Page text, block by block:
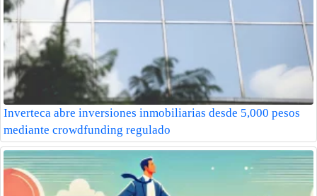
Inverteca abre inversiones inmobiliarias desde 5,000 pesos
mediante crowdfunding regulado